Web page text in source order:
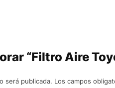
“Filtro Aire
será publicada. Los campos